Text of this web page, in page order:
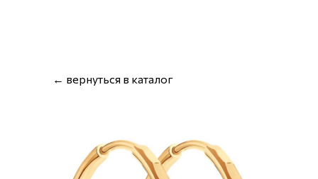
← вернуться в каталог